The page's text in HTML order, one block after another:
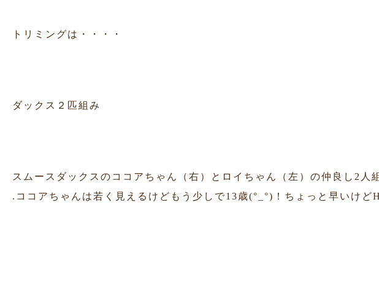
トリミングは・・・・
ダックス２匹組み
スムースダックスのココアちゃん（右）とロイちゃん（左）の仲良し2人
.ココアちゃんは若く見えるけどもう少しで13歳(°_°)！ちょっと早いけ